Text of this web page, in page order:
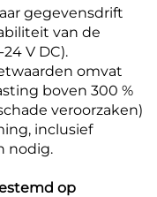
gegevensdrift
van de
V DC).
omvat
boven 300 %
veroorzaken)
inclusief
nodig.
op